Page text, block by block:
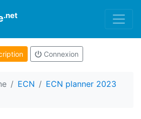
.net
Connexion
ECN
ECN planner 2023